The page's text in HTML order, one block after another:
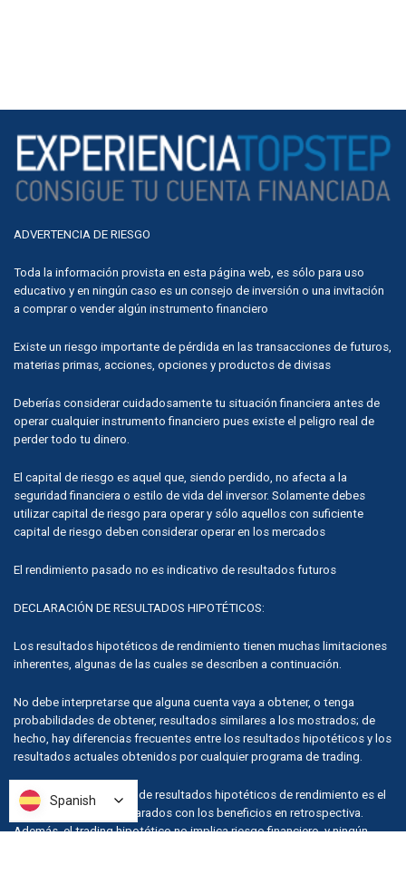
ADVERTENCIA DE RIESGO
Toda la información provista en esta página web, es sólo para uso
educativo y en ningún caso es un consejo de inversión o una invitación
a comprar o vender algún instrumento financiero
Existe un riesgo importante de pérdida en las transacciones de futuros,
materias primas, acciones, opciones y productos de divisas
Deberías considerar cuidadosamente tu situación financiera antes de
operar cualquier instrumento financiero pues existe el peligro real de
perder todo tu dinero.
El capital de riesgo es aquel que, siendo perdido, no afecta a la
seguridad financiera o estilo de vida del inversor. Solamente debes
utilizar capital de riesgo para operar y sólo aquellos con suficiente
capital de riesgo deben considerar operar en los mercados
El rendimiento pasado no es indicativo de resultados futuros
DECLARACIÓN DE RESULTADOS HIPOTÉTICOS:
Los resultados hipotéticos de rendimiento tienen muchas limitaciones
inherentes, algunas de las cuales se describen a continuación.
No debe interpretarse que alguna cuenta vaya a obtener, o tenga
probabilidades de obtener, resultados similares a los mostrados; de
hecho, hay diferencias frecuentes entre los resultados hipotéticos y los
resultados actuales obtenidos por cualquier programa de trading.
Una de las limitaciones de resultados hipotéticos de rendimiento es el
hecho de que son preparados con los beneficios en retrospectiva.
Además, el trading hipotético no implica riesgo financiero, y ningún
Spanish
Spanish